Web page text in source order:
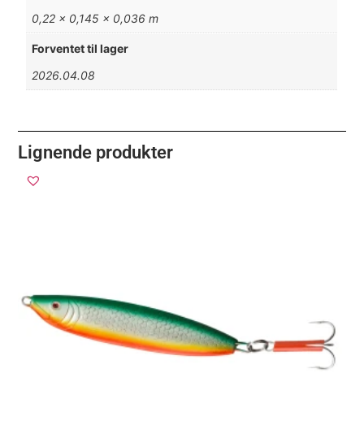
0,22 × 0,145 × 0,036 m
Forventet til lager
2026.04.08
Lignende produkter